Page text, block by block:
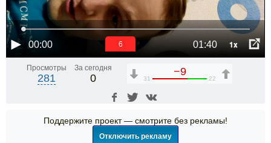
00:00 01:40 1x
6
Просмотры
281
За сегодня
0
−9
31 22
Поддержите проект — смотрите без рекламы!
Отключить рекламу